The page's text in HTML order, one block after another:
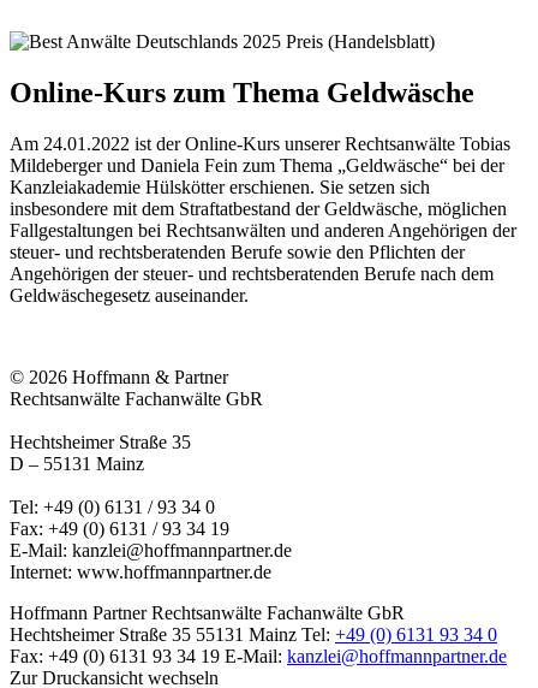
Online-Kurs zum Thema Geldwäsche
Am 24.01.2022 ist der Online-Kurs unserer Rechtsanwälte Tobias
Mildeberger und Daniela Fein zum Thema „Geldwäsche“ bei der
Kanzleiakademie Hülskötter erschienen. Sie setzen sich
insbesondere mit dem Straftatbestand der Geldwäsche, möglichen
Fallgestaltungen bei Rechtsanwälten und anderen Angehörigen der
steuer- und rechtsberatenden Berufe sowie den Pflichten der
Angehörigen der steuer- und rechtsberatenden Berufe nach dem
Geldwäschegesetz auseinander.
© 2026 Hoffmann & Partner
Rechtsanwälte Fachanwälte GbR
Hechtsheimer Straße 35
D – 55131 Mainz
Tel: +49 (0) 6131 / 93 34 0
Fax: +49 (0) 6131 / 93 34 19
E-Mail: kanzlei@hoffmannpartner.de
Internet: www.hoffmannpartner.de
Hoffmann Partner Rechtsanwälte Fachanwälte GbR
Hechtsheimer Straße 35 55131 Mainz Tel: +49 (0) 6131 93 34 0
Fax: +49 (0) 6131 93 34 19 E-Mail: kanzlei@hoffmannpartner.de
Zur Druckansicht wechseln